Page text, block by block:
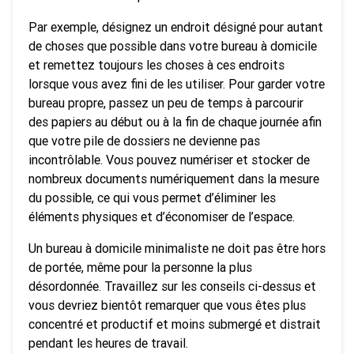
Par exemple, désignez un endroit désigné pour autant
de choses que possible dans votre bureau à domicile
et remettez toujours les choses à ces endroits
lorsque vous avez fini de les utiliser. Pour garder votre
bureau propre, passez un peu de temps à parcourir
des papiers au début ou à la fin de chaque journée afin
que votre pile de dossiers ne devienne pas
incontrôlable. Vous pouvez numériser et stocker de
nombreux documents numériquement dans la mesure
du possible, ce qui vous permet d’éliminer les
éléments physiques et d’économiser de l’espace.
Un bureau à domicile minimaliste ne doit pas être hors
de portée, même pour la personne la plus
désordonnée. Travaillez sur les conseils ci-dessus et
vous devriez bientôt remarquer que vous êtes plus
concentré et productif et moins submergé et distrait
pendant les heures de travail.